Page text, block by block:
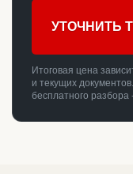
УТОЧНИТЬ
Итоговая цена
и текущих
бесплатного разбора